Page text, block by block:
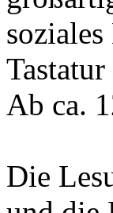
Ab ca.
Die